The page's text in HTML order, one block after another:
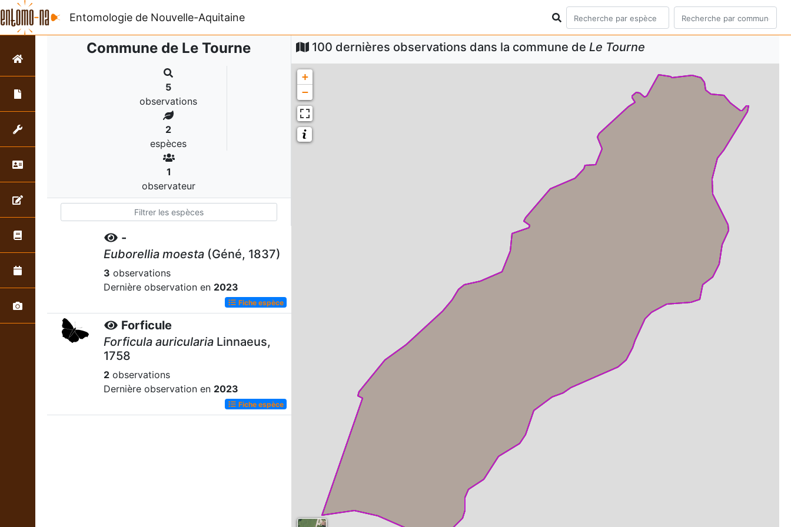
Entomologie de Nouvelle-Aquitaine
Commune de Le Tourne
5
observations
2
espèces
1
observateur
-
Euborellia moesta (Géné, 1837)
3 observations
Dernière observation en 2023
Fiche espèce
Forficule
Forficula auricularia Linnaeus,
1758
2 observations
Dernière observation en 2023
Fiche espèce
100 dernières observations dans la commune deLe Tourne
+
−